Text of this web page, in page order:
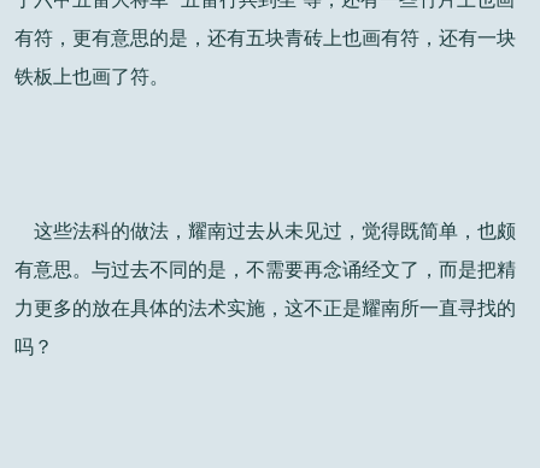
有符，更有意思的是，还有五块青砖上也画有符，还有一块
铁板上也画了符。
这些法科的做法，耀南过去从未见过，觉得既简单，也颇
有意思。与过去不同的是，不需要再念诵经文了，而是把精
力更多的放在具体的法术实施，这不正是耀南所一直寻找的
吗？